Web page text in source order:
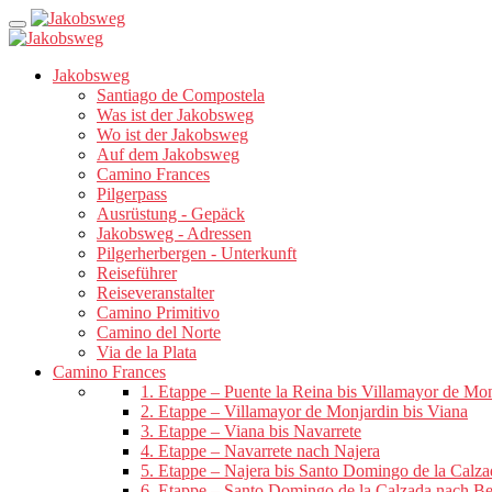
Jakobsweg
Santiago de Compostela
Was ist der Jakobsweg
Wo ist der Jakobsweg
Auf dem Jakobsweg
Camino Frances
Pilgerpass
Ausrüstung - Gepäck
Jakobsweg - Adressen
Pilgerherbergen - Unterkunft
Reiseführer
Reiseveranstalter
Camino Primitivo
Camino del Norte
Via de la Plata
Camino Frances
1. Etappe – Puente la Reina bis Villamayor de
2. Etappe – Villamayor de Monjardin bis Viana
3. Etappe – Viana bis Navarrete
4. Etappe – Navarrete nach Najera
5. Etappe – Najera bis Santo Domingo de la